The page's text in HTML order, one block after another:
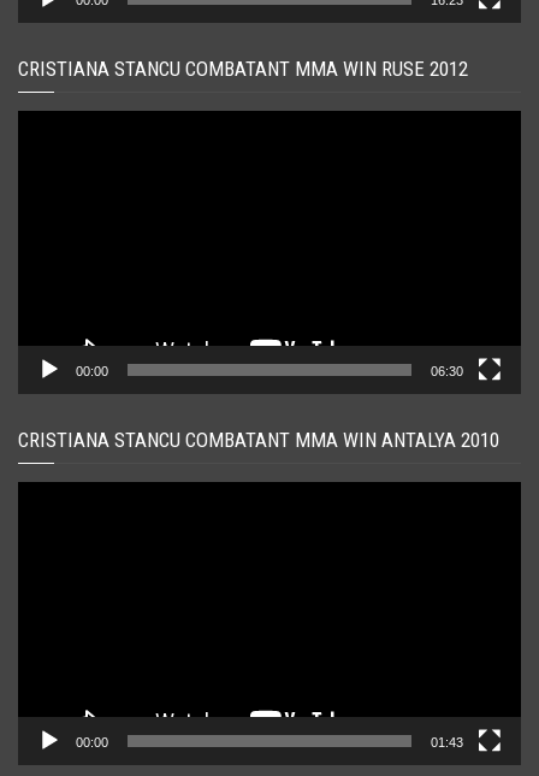
CRISTIANA STANCU COMBATANT MMA WIN RUSE 2012
00:00 06:30
CRISTIANA STANCU COMBATANT MMA WIN ANTALYA 2010
00:00 01:43